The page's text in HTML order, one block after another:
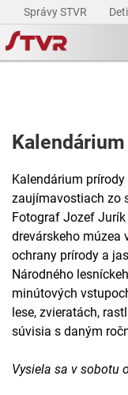
Správy STVR Deti
Kalendárium
zaujímavostiach zo
Fotograf Jozef
drevárskeho múzea
ochrany prírody a
Národného
minútových
lese, zvieratách,
súvisia s daným
Vysiela sa v sobotu